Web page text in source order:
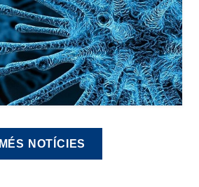
MÉS NOTÍCIES